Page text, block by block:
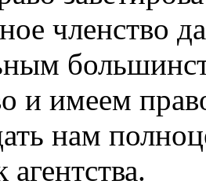
членство
и имеем
нам
агентства.